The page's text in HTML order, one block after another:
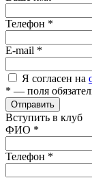
Телефон *
E-mail *
Я согласен на
* — поля
Отправить
Вступить в клуб
ФИО *
Телефон *